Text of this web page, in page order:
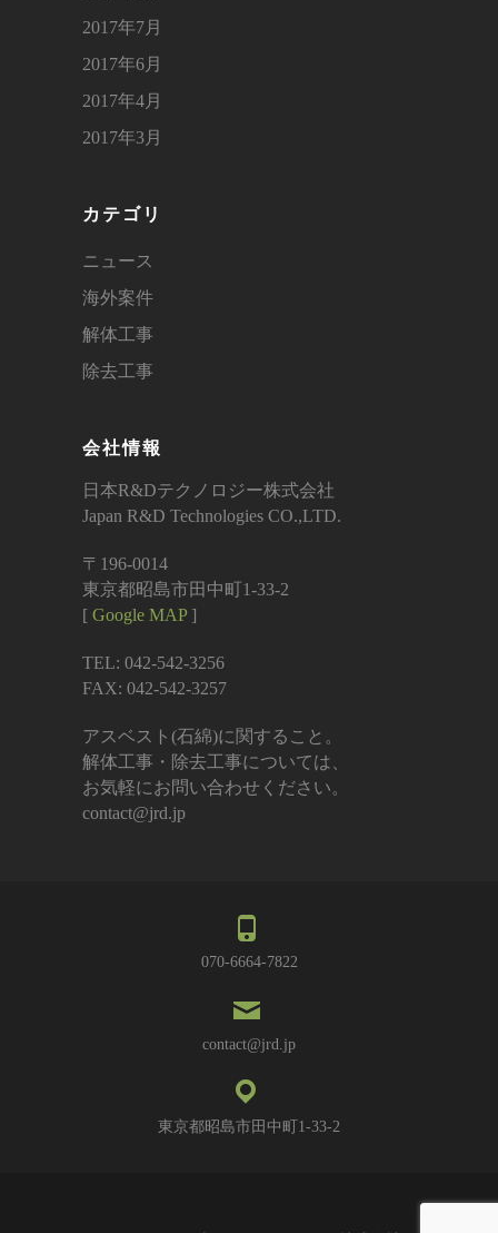
2017年7月
2017年6月
2017年4月
2017年3月
カテゴリ
ニュース
海外案件
解体工事
除去工事
会社情報
日本R&Dテクノロジー株式会社
Japan R&D Technologies CO.,LTD.
〒196-0014
東京都昭島市田中町1-33-2
[ Google MAP]
TEL: 042-542-3256
FAX: 042-542-3257
アスベスト(石綿)に関すること。
解体工事・除去工事については、
お気軽にお問い合わせください。
contact@jrd.jp
070-6664-7822
contact@jrd.jp
東京都昭島市田中町1-33-2